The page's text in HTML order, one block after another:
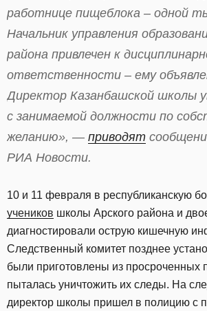
работнице пищеблока – одной
Начальник управления
района привлечен к
ответственности – ему
Директор Казанбашской школы
с занимаемой должности по
желанию», — приводят
РИА Новости.
10 и 11 февраля в республиканскую
учеников школы Арского района и
диагностировали острую кишечную
Следственный комитет позднее
были приготовлены из просроченных
пыталась уничтожить их следы. На
директор школы пришел в полицию с